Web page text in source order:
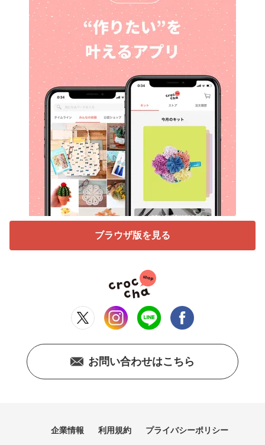
ブラウザ版を見る
お問い合わせはこちら
企業情報 利用規約 プライバシーポリシー